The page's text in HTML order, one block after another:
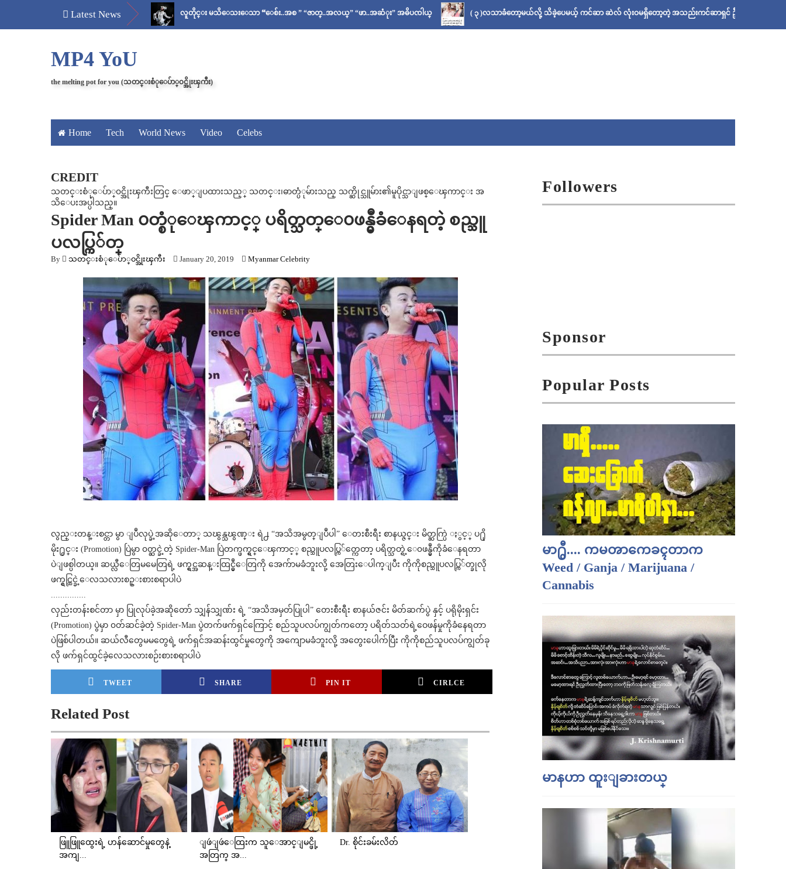
Latest News
မန်ကျည်းချဉ် သိပ်နည်း လူတိုင္း မသိေသးေသာ “ေစ်း..အစ ” “ဇာတ္..အလယ္” “ဖာ..အဆံုး” အဓိပၸါယ္ ( ၃ )လသာခံတော့မယ်လို့ သိခဲ့ပေမယ့် ကင်ဆာ ဆဲလ် လုံးဝမရှိတော့တဲ့ အသည်းကင်ဆာရှင် ဦးစိုးသန်းရဲ့ ဆေးနည်း
MP4 YoU
the melting pot for you (သတင္းစံုေပ်ာ္၀င္အိုးၾကီး)
Home Tech World News Video Celebs
CREDIT
သတင္းစံုေပ်ာ္၀င္အိုးၾကီးတြင္ ေဖာ္ျပထားသည့္ သတင္း၊ဓာတ္ပံုမ်ားသည္ သက္ဆိုင္သူမ်ား၏မူပိုင္သာျဖစ္ေၾကာင္း အ
သိေပးအပ္ပါသည္။
Spider Man ၀တ္စံုေၾကာင့္ ပရိတ္သတ္ေ၀ဖန္မွဳခံေနရတဲ့ စည္သူ
ပလပ္ကြ်တ္
By သတင္းစံုေပ်ာ္၀င္အိုးၾကီး January 20, 2019 Myanmar Celebrity
လွည္းတန္းစင္တာ မွာ ျပဳလုပ္ခဲ့အဆိုေတာ္ သၽွန္သၽွဏ္း ရဲ႕ “အသိအမွတ္ျပဳပါ” ေတးစီးရီး စာနယ္ဇင္း မိတ္ဆက္ပြဲ ႏွင့္ ပ႐ို
မိုး႐ွင္း (Promotion) ပြဲမွာ ၀တ္ဆင္ခဲ့တဲ့ Spider-Man ပြဲတက္ဖက္ရွင္ေၾကာင့္ စည္သူပလပ္ကြ်တ္ကေတာ့ ပရိတ္သတ္ရဲ့ေ၀ဖန္မွဳကိုခံေနရတာ
ပဲျဖစ္ပါတယ္။ ဆယ္လီေတြမမေတြရဲ့ ဖက္ရွင္အဆန္းထြင္မွဳေတြကို အေက်ာမခံဘူးလို့ အေတြးေပါက္ျပီး ကိုကိုစည္သူပလပ္ကြ်တ္ခုလို
ဖက္ရွင္ထြင္ခဲ့ေလသလားစဥ္းစားစရာပါပဲ
...............
လှည်းတန်းစင်တာ မှာ ပြုလုပ်ခဲ့အဆိုတော် သျှန်သျှဏ်း ရဲ့ “အသိအမှတ်ပြုပါ” တေးစီးရီး စာနယ်ဇင်း မိတ်ဆက်ပွဲ နှင့် ပရိုမိုးရှင်း
(Promotion) ပွဲမှာ ၀တ်ဆင်ခဲ့တဲ့ Spider-Man ပွဲတက်ဖက်ရှင်ကြောင့် စည်သူပလပ်ကျွတ်ကတော့ ပရိတ်သတ်ရဲ့ဝေဖန်မှုကိုခံနေရတာ
ပဲဖြစ်ပါတယ်။ ဆယ်လီတွေမမတွေရဲ့ ဖက်ရှင်အဆန်းထွင်မှုတွေကို အကျောမခံဘူးလို့ အတွေးပေါက်ပြီး ကိုကိုစည်သူပလပ်ကျွတ်ခု
လို ဖက်ရှင်ထွင်ခဲ့လေသလားစဉ်းစားစရာပါပဲ
TWEET SHARE PIN IT CIRLCE
Related Post
ဖြူဖြူထွေးရဲ့ ဟန်ဆောင်မှုတွေနဲ့
အကျ...
ျဖဴျဖဴေထြးက သူေအာင္ျမင္ဖို့
အတြက္ အ...
Dr. စိုင်းခမ်းလိတ်
Followers
Sponsor
Popular Posts
မာ႐ွီ.... ကမၻာကေခၚတာက
Weed / Ganja / Marijuana /
Cannabis
မာနဟာ ထူးျခားတယ္